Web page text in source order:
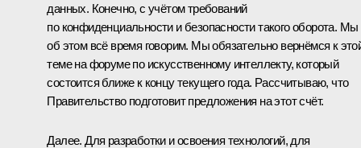
данных. Конечно, с учётом требований
по конфиденциальности и безопасности такого оборота. Мы
об этом всё время говорим. Мы обязательно вернёмся к
теме на форуме по искусственному интеллекту, который
состоится ближе к концу текущего года. Рассчитываю, что
Правительство подготовит предложения на этот счёт.
Далее. Для разработки и освоения технологий, для